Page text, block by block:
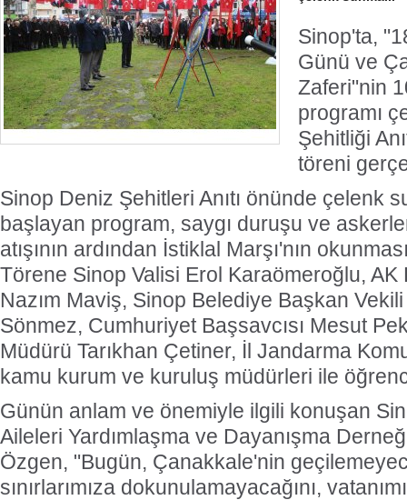
Sinop'ta,
Günü ve
Zaferi"nin
programı
Şehitliği
töreni
Sinop Deniz Şehitleri Anıtı önünde çelenk
başlayan program, saygı duruşu ve
atışının ardından İstiklal Marşı'nın
Törene Sinop Valisi Erol Karaömeroğlu,
Nazım Maviş, Sinop Belediye Başkan
Sönmez, Cumhuriyet Başsavcısı Mesut
Müdürü Tarıkhan Çetiner, İl Jandarma
kamu kurum ve kuruluş müdürleri ile
Günün anlam ve önemiyle ilgili konuşan
Aileleri Yardımlaşma ve Dayanışma
Özgen, "Bugün, Çanakkale'nin
sınırlarımıza dokunulamayacağını,